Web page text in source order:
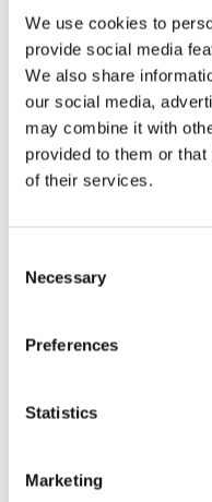
We use cookies to
provide social media
We also share
our social media,
may combine it with
provided to them or
of their services.
Selection
Necessary
Preferences
Statistics
Marketing
Kryddsalvian blir upp till
luddiga blad och
Salvian är en gammal
ursprung i
delar av Europa av
Namnet salvia kommer
att hela eller att frälsa.
Omdömen